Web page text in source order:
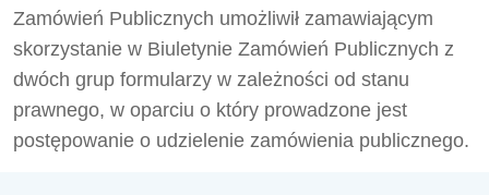
Zamówień Publicznych umożliwił zamawiającym
skorzystanie w Biuletynie Zamówień Publicznych z
dwóch grup formularzy w zależności od stanu
prawnego, w oparciu o który prowadzone jest
postępowanie o udzielenie zamówienia publicznego.